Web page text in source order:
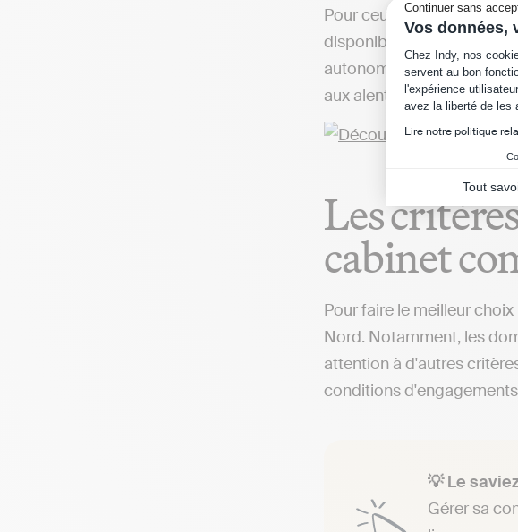
Continuer sans
Vos données,
Plateforme de
Chez Indy, nos
servent au bon
l'expérience
avez la liberté de les
Lire notre politique
Tout
Pour ceux qui souhaitent
disponibles, telles
autonome dans la
aux alentours de
Les
cabinet
Pour faire le meilleur
Nord. Notamment, les
attention à d'autres
conditions
💡 Le
Gérer sa